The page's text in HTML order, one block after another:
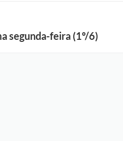
segunda-feira (1º/6)